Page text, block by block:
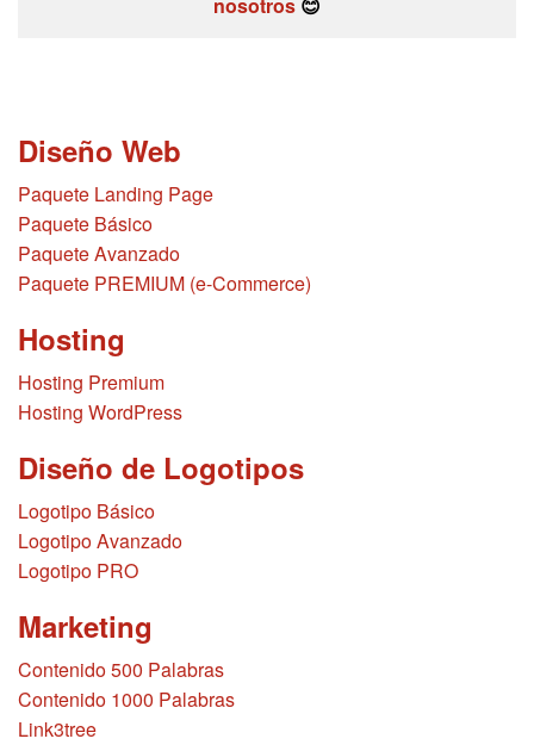
nosotros 😊
Diseño Web
Paquete Landing Page
Paquete Básico
Paquete Avanzado
Paquete PREMIUM (e-Commerce)
Hosting
Hosting Premium
Hosting WordPress
Diseño de Logotipos
Logotipo Básico
Logotipo Avanzado
Logotipo PRO
Marketing
Contenido 500 Palabras
Contenido 1000 Palabras
Link3tree